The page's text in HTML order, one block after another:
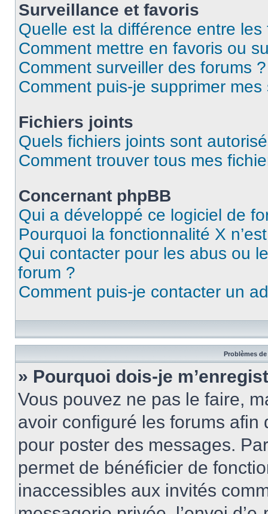
Surveillance et favoris
Quelle est la différence entre
Comment mettre en favoris ou
Comment surveiller des forums ?
Comment puis-je supprimer
Fichiers joints
Quels fichiers joints sont
Comment trouver tous mes
Concernant phpBB
Qui a développé ce logiciel de
Pourquoi la fonctionnalité X
Qui contacter pour les abus ou
forum ?
Comment puis-je contacter un
Problèmes
» Pourquoi dois-je
Vous pouvez ne pas le faire,
avoir configuré les forums afin
pour poster des messages.
permet de bénéficier de
inaccessibles aux invités